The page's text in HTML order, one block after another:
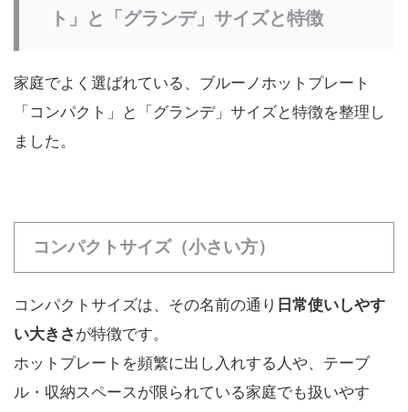
ト」と「グランデ」サイズと特徴
家庭でよく選ばれている、ブルーノホットプレート
「コンパクト」と「グランデ」サイズと特徴を整理し
ました。
コンパクトサイズ（小さい方）
コンパクトサイズは、その名前の通り 日常使いしやす
い大きさ が特徴です。
ホットプレートを頻繁に出し入れする人や、テーブ
ル・収納スペースが限られている家庭でも扱いやす